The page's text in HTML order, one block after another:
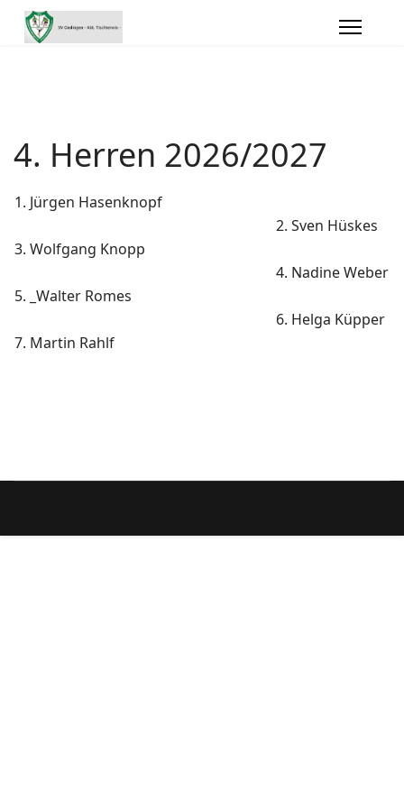
4. Herren 2026/2027
1. Jürgen Hasenknopf
2. Sven Hüskes
3. Wolfgang Knopp
4. Nadine Weber
5. _Walter Romes
6. Helga Küpper
7. Martin Rahlf